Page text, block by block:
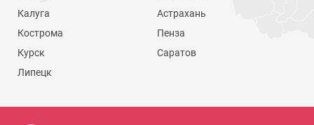
Калуга
Кострома
Курск
Липецк
Астрахань
Пенза
Саратов